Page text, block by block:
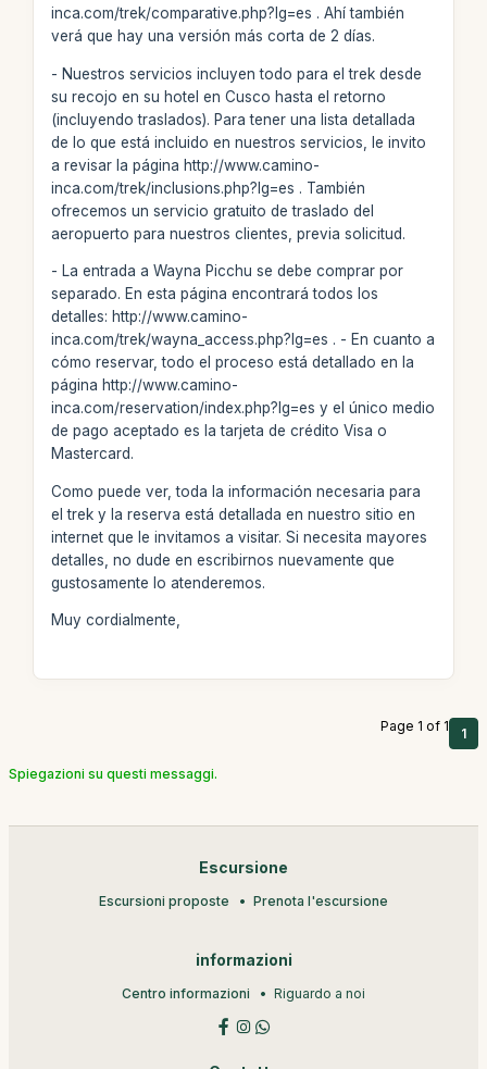
inca.com/trek/comparative.php?lg=es . Ahí también
verá que hay una versión más corta de 2 días.
- Nuestros servicios incluyen todo para el trek desde
su recojo en su hotel en Cusco hasta el retorno
(incluyendo traslados). Para tener una lista detallada
de lo que está incluido en nuestros servicios, le invito
a revisar la página http://www.camino-
inca.com/trek/inclusions.php?lg=es . También
ofrecemos un servicio gratuito de traslado del
aeropuerto para nuestros clientes, previa solicitud.
- La entrada a Wayna Picchu se debe comprar por
separado. En esta página encontrará todos los
detalles: http://www.camino-
inca.com/trek/wayna_access.php?lg=es . - En cuanto a
cómo reservar, todo el proceso está detallado en la
página http://www.camino-
inca.com/reservation/index.php?lg=es y el único medio
de pago aceptado es la tarjeta de crédito Visa o
Mastercard.
Como puede ver, toda la información necesaria para
el trek y la reserva está detallada en nuestro sitio en
internet que le invitamos a visitar. Si necesita mayores
detalles, no dude en escribirnos nuevamente que
gustosamente lo atenderemos.
Muy cordialmente,
Page 1 of 1 1
Spiegazioni su questi messaggi.
Escursione
Escursioni proposte Prenota l'escursione
informazioni
Centro informazioni Riguardo a noi